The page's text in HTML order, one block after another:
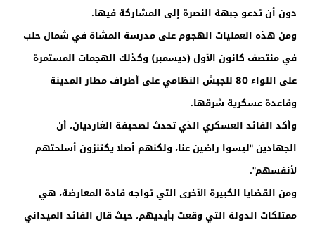
دون أن تدعو جبهة النصرة إلى المشاركة فيها.
ومن هذه العمليات الهجوم على مدرسة المشاة في شمال حلب
في منتصف كانون الأول (ديسمبر) وكذلك الهجمات المستمرة
على اللواء 80 للجيش النظامي على أطراف مطار المدينة
وقاعدة عسكرية شرقها.
وأكد القائد العسكري الذي تحدث لصحيفة الغارديان، أن
الجهادين "ليسوا راضين عنا، ولكنهم أصلا يكتنزون أسلحتهم
لأنفسهم".
ومن القضايا الكبيرة الأخرى التي تواجه قادة المعارضة، هي
ممتلكات الدولة التي وقعت بأيديهم، حيث قال القائد الميداني